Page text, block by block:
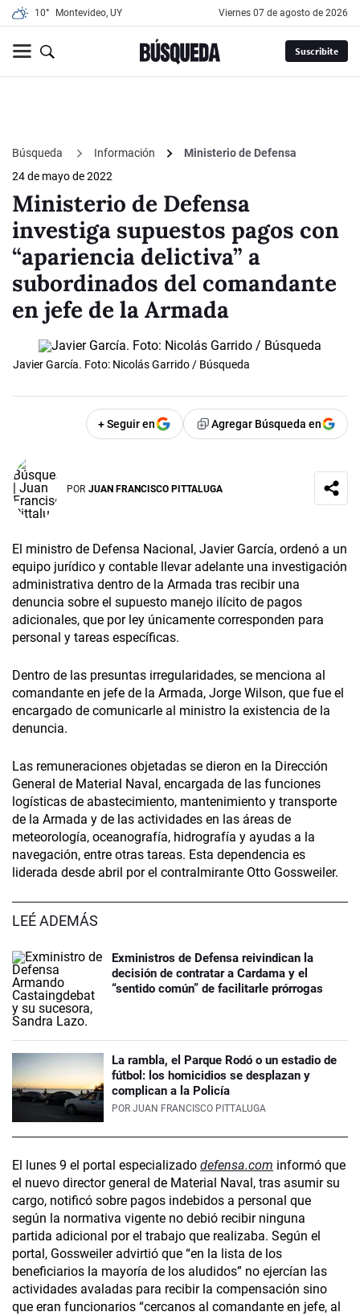
10° Montevideo, UY viernes 07 de agosto de 2026
Suscribite
Búsqueda Información
Ministerio de Defensa
24 de mayo de 2022
Ministerio de Defensa
investiga supuestos pagos con
“apariencia delictiva” a
subordinados del comandante
en jefe de la Armada
Javier García. Foto: Nicolás Garrido / Búsqueda
+ Seguir en Agregar Búsqueda en
POR JUAN FRANCISCO PITTALUGA
El ministro de Defensa Nacional, Javier García, ordenó a un
equipo jurídico y contable llevar adelante una investigación
administrativa dentro de la Armada tras recibir una
denuncia sobre el supuesto manejo ilícito de pagos
adicionales, que por ley únicamente corresponden para
personal y tareas específicas.
Dentro de las presuntas irregularidades, se menciona al
comandante en jefe de la Armada, Jorge Wilson, que fue el
encargado de comunicarle al ministro la existencia de la
denuncia.
Las remuneraciones objetadas se dieron en la Dirección
General de Material Naval, encargada de las funciones
logísticas de abastecimiento, mantenimiento y transporte
de la Armada y de las actividades en las áreas de
meteorología, oceanografía, hidrografía y ayudas a la
navegación, entre otras tareas. Esta dependencia es
liderada desde abril por el contralmirante Otto Gossweiler.
LEÉ ADEMÁS
Exministros de Defensa reivindican la
decisión de contratar a Cardama y el
“sentido común” de facilitarle prórrogas
La rambla, el Parque Rodó o un estadio de
fútbol: los homicidios se desplazan y
complican a la Policía
POR JUAN FRANCISCO PITTALUGA
El lunes 9 el portal especializado defensa.com informó que
el nuevo director general de Material Naval, tras asumir su
cargo, notificó sobre pagos indebidos a personal que
según la normativa vigente no debió recibir ninguna
partida adicional por el trabajo que realizaba. Según el
portal, Gossweiler advirtió que “en la lista de los
beneficiarios la mayoría de los aludidos” no ejercían las
actividades avaladas para recibir la compensación sino
que eran funcionarios “cercanos al comandante en jefe, al